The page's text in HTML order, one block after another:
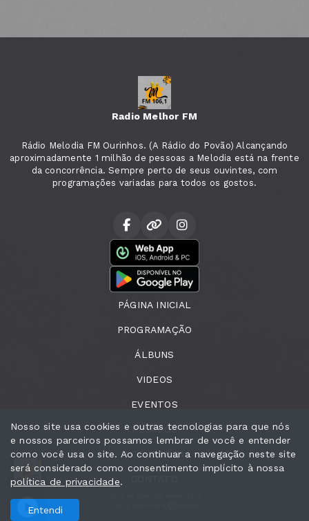
Radio Melhor FM
Rádio Melodia FM Ourinhos. (A Rádio do Povão) Alcançando
aproximadamente 1 milhão de pessoas a Melodia está na frente
da concorrência. Sempre perto de seus ouvintes, com
programações variadas para todos os gostos.
PÁGINA INICIAL
PROGRAMAÇÃO
ÁLBUNS
VIDEOS
EVENTOS
RECADOS
LOCUTORES
Nosso site usa cookies e outras tecnologias para que nós
e nossos parceiros possamos lembrar de você e entender
como você usa o site. Ao continuar a navegação neste site
será considerado como consentimento implícito à nossa
política de privacidade.
Entendi